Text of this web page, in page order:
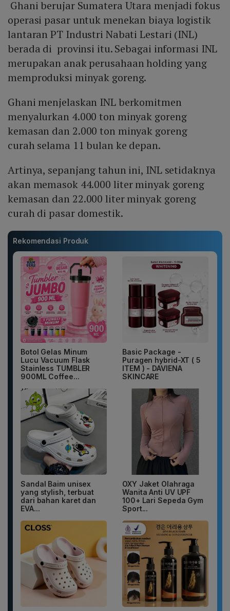
Ghani berujar Sumatera Utara menjadi fokus
operasi pasar untuk menekan biaya logistik
lantaran PT Industri Nabati Lestari (INL)
berada di provinsi itu. Sebagai informasi INL
merupakan anak perusahaan holding yang
memproduksi minyak goreng.
Ghani menjelaskan INL berkomitmen
menyalurkan 4.000 ton minyak goreng
kemasan dan 2.000 ton minyak goreng
curah selama 11 bulan ke depan.
Artinya, sepanjang tahun ini, INL setidaknya
akan memasok 44.000 liter minyak goreng
kemasan dan 22.000 liter minyak goreng
curah di pasar domestik.
Rekomendasi Produk
Botol Gelas Minum
Lucu Vacuum Flask
Stainless TUMBLER
900ML Coffee...
Basic Package -
Puragen hybrid-XT ( 5
ITEM ) - DAVIENA
SKINCARE
Sandal Baim unisex
yang stylish, terbuat
dari bahan karet dan
EVA...
OXY Jaket Olahraga
Wanita Anti UV UPF
100+ Lari Sepeda Gym
Sport...